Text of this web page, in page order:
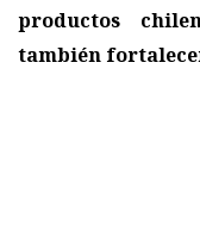
productos
también